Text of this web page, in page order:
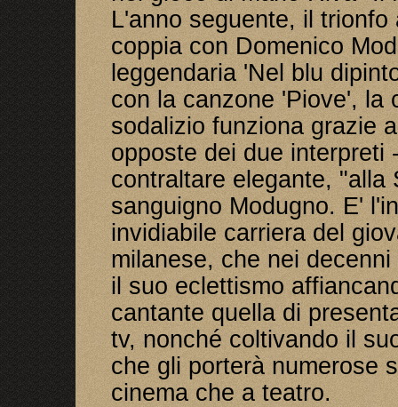
L'anno seguente, il trionfo
coppia con Domenico
leggendaria 'Nel blu
con la canzone 'Piove', la
sodalizio funziona grazie
opposte dei due interpreti
contraltare elegante, "alla
sanguigno Modugno. E'
invidiabile carriera del
milanese, che nei
il suo eclettismo
cantante quella di
tv, nonché coltivando il
che gli porterà numerose
cinema che a teatro.